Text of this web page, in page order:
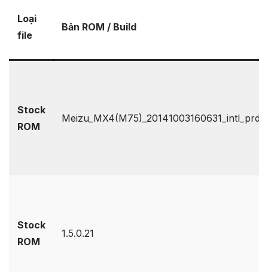
Loại
file
Bản ROM / Build
Stock
ROM
Stock
ROM
1.5.0.21